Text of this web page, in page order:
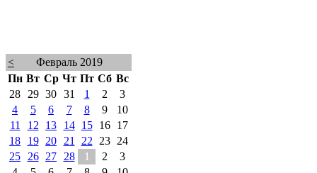
<
Февраль 2019
Пн Вт Ср Чт Пт Сб Вс
28
29 30 31 1 2
3
4
5 6 7 8 9
10
11
12 13 14 15 16
17
18
19 20 21 22 23
24
25
26 27 28 1 2
3